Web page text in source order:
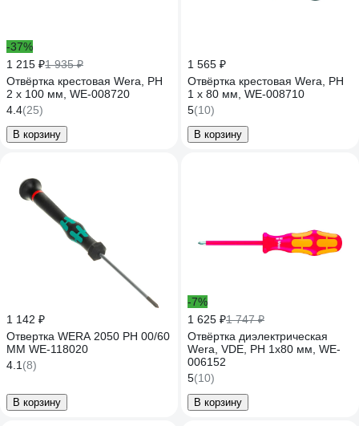
-37%
1 215 ₽1 935 ₽
Отвёртка крестовая Wera, PH
2 х 100 мм, WE-008720
4.4(25)
В корзину
1 565 ₽
Отвёртка крестовая Wera, PH
1 х 80 мм, WE-008710
5(10)
В корзину
1 142 ₽
Отвертка WERA 2050 PH 00/60
MM WE-118020
4.1 (8)
В корзину
-7%
1 625 ₽1 747 ₽
Отвёртка диэлектрическая
Wera, VDE, PH 1х80 мм, WE-
006152
5(10)
В корзину